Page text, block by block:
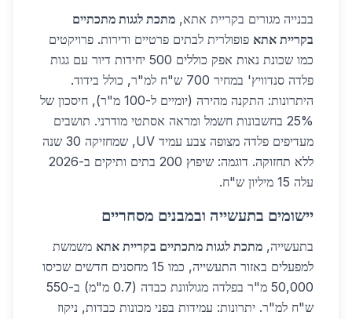
בבנייה מגורים בקריית אתא, מתכת לגגות מתכתיים
בקריית אתא פופולרית לבתים פרטיים ודירות. פרויקטים
כמו שכונת נאות אפק כוללים 500 יחידות דיור עם גגות
פלדה סנדוויץ' במחיר 700 ש"ח למ"ר, כולל בידוד.
היתרונות: התקנה מהירה (יומיים ל-100 מ"ר), חיסכון של
25% בחשבונות חשמל ומראה אסתטי מודרני. תושבים
מעדיפים פלדה מצופה צבע עמיד UV, שמחזיקה 30 שנה
ללא תחזוקה. דוגמה: שיפוץ 200 בתים ותיקים ב-2026
עלה 15 מיליון ש"ח.
יישומים בתעשייה ובמבנים מסחריים
בתעשייה, מתכת לגגות מתכתיים בקריית אתא משמשת
למפעלים באזור התעשייה, כמו 15 מחסנים חדשים שכיסו
50,000 מ"ר בפלדה מגולוונת כבדה (0.7 מ"מ) ב-550
ש"ח למ"ר. יתרונות: עמידות בפני מכונות כבדות, ניקוז